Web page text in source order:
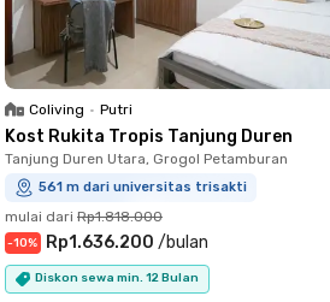
Coliving • Putri
Kost Rukita Tropis Tanjung Duren
Tanjung Duren Utara, Grogol Petamburan
561 m dari universitas trisakti
mulai dari Rp1.818.000
-10% Rp1.636.200 /bulan
Diskon sewa min. 12 Bulan